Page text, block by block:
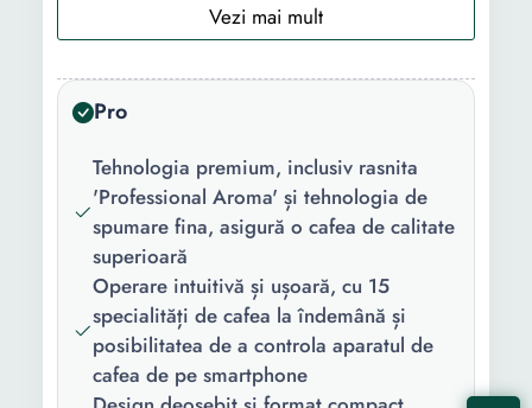
27.1 cm
44.5 cm
-
Inaltime
Greutate
8.4 Kg
-
Lungime
cablu
1.1 m -
Inaltime
maxima
ceasca
105 mm -
Tip bautura:
Cafea Espresso
lapte Caffe Cortado 2 x
Espresso Cappuccino Extra
Shot
Numar
produse
preparate:
Numar duze
cafea:
2
Pro
Tehnologia premium, inclusiv rasnita
'Professional Aroma' și tehnologia de
spumare fina, asigură o cafea de calitate
superioară
Operare intuitivă și ușoară, cu 15
specialități de cafea la îndemână și
posibilitatea de a controla aparatul de
cafea de pe smartphone